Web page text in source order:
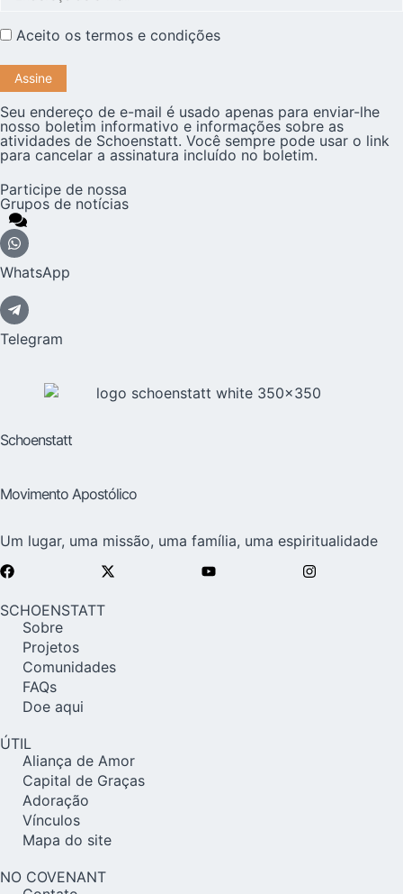
Aceito os termos e condições
Seu endereço de e-mail é usado apenas para enviar-lhe
nosso boletim informativo e informações sobre as
atividades de Schoenstatt. Você sempre pode usar o link
para cancelar a assinatura incluído no boletim.
Participe de nossa
Grupos de notícias
WhatsApp
Telegram
Schoenstatt
Movimento Apostólico
Um lugar, uma missão, uma família, uma espiritualidade
SCHOENSTATT
Sobre
Projetos
Comunidades
FAQs
Doe aqui
ÚTIL
Aliança de Amor
Capital de Graças
Adoração
Vínculos
Mapa do site
NO COVENANT